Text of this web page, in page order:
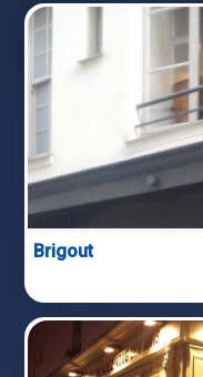
Brigout